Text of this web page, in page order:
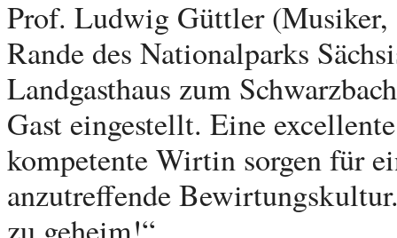
Prof. Ludwig Güttler (Musiker,
Rande des Nationalparks
Landgasthaus zum
Gast eingestellt. Eine
kompetente Wirtin sorgen für
anzutreffende